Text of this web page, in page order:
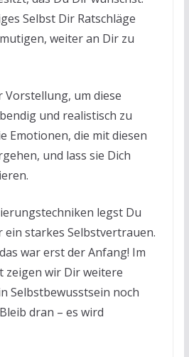
Selbst Dir Ratschläge
weiter an Dir zu
Vorstellung, um diese
und realistisch zu
Emotionen, die mit diesen
und lass sie Dich
legst Du
starkes Selbstvertrauen.
war erst der Anfang! Im
zeigen wir Dir weitere
Selbstbewusstsein noch
dran – es wird